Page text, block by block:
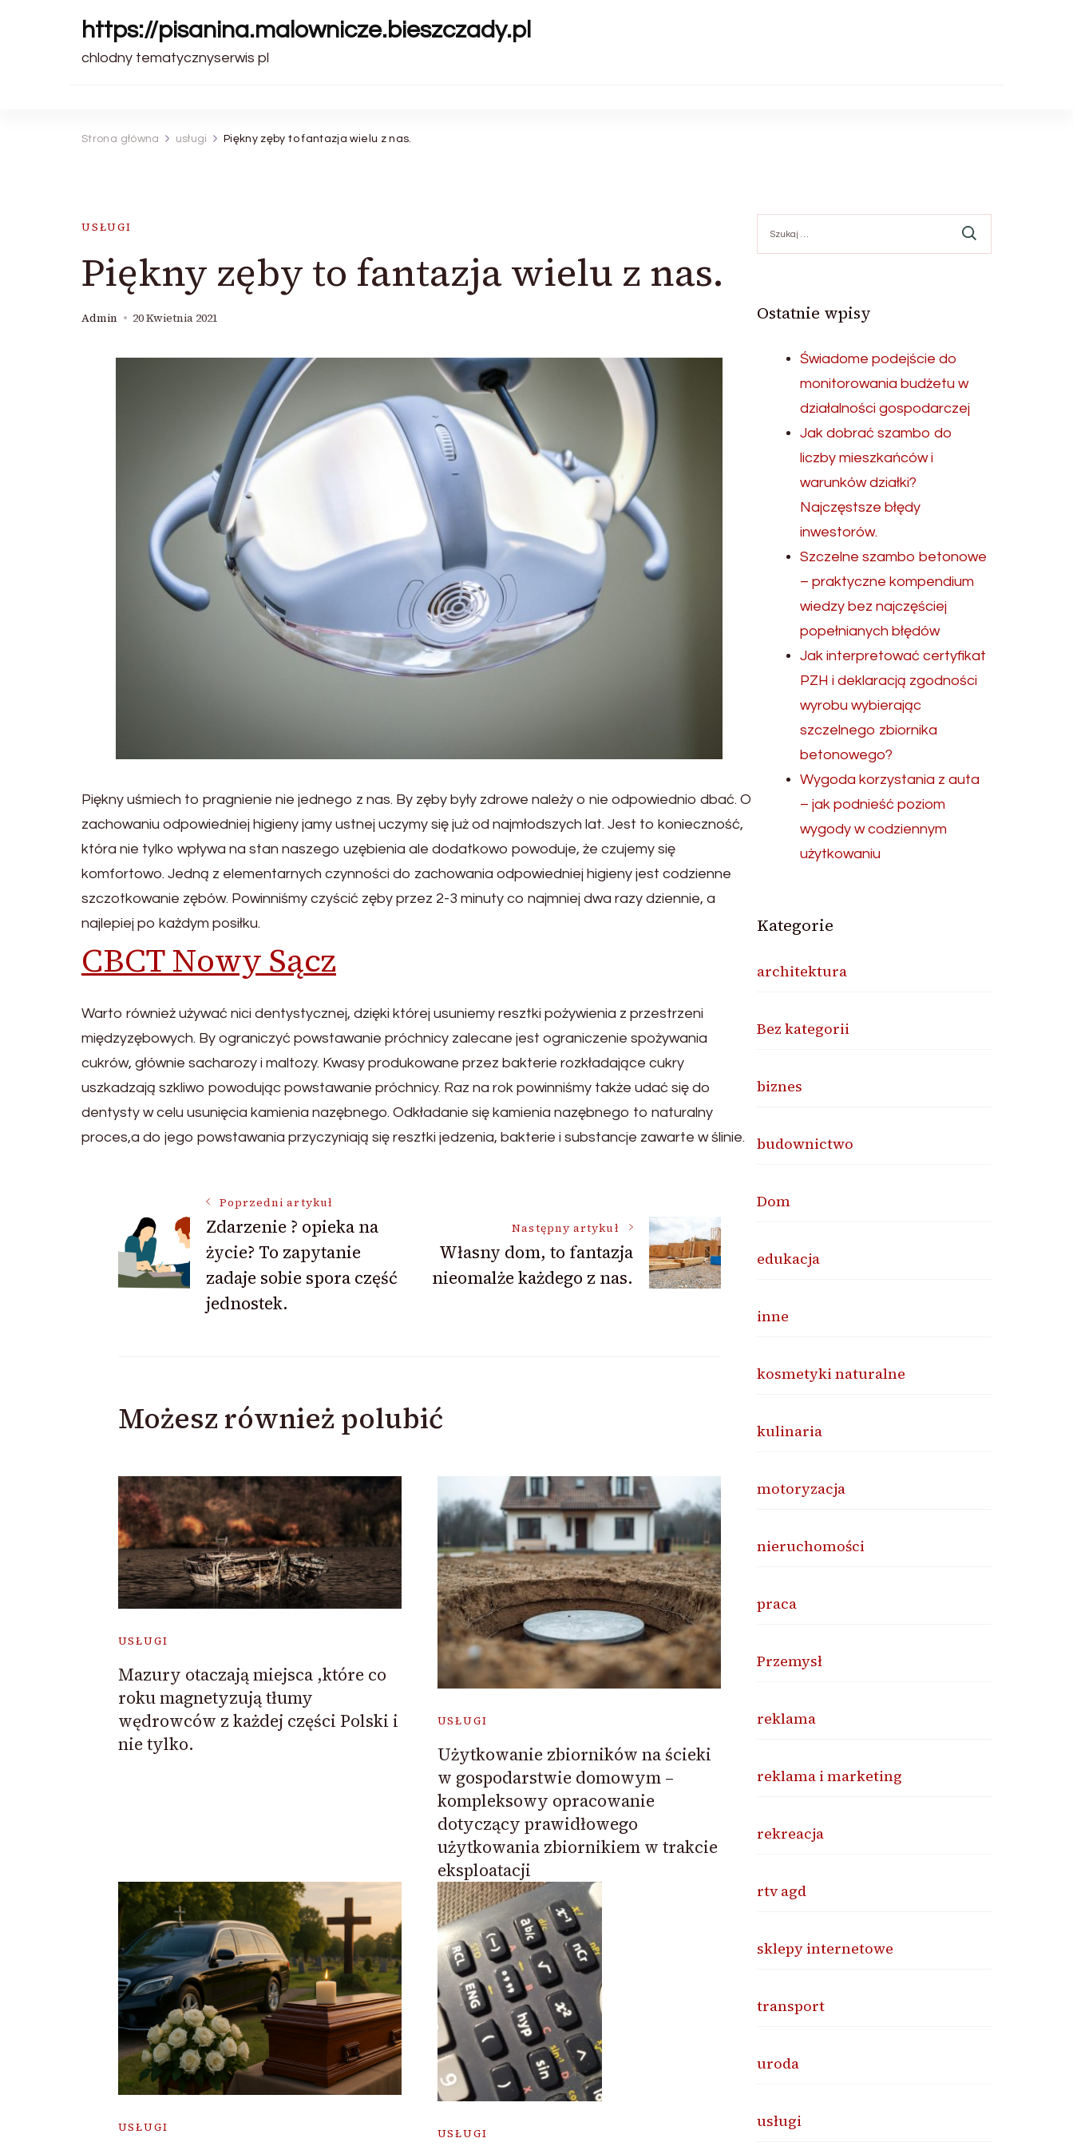
https://pisanina.malownicze.bieszczady.pl
chlodny tematycznyserwis pl
Strona główna usługi Piękny zęby to fantazja wielu z nas.
USŁUGI
Piękny zęby to fantazja wielu z nas.
Admin 20 Kwietnia 2021
Piękny uśmiech to pragnienie nie jednego z nas. By zęby były zdrowe należy o nie odpowiednio dbać. O
zachowaniu odpowiedniej higieny jamy ustnej uczymy się już od najmłodszych lat. Jest to konieczność,
która nie tylko wpływa na stan naszego uzębienia ale dodatkowo powoduje, że czujemy się
komfortowo. Jedną z elementarnych czynności do zachowania odpowiedniej higieny jest codzienne
szczotkowanie zębów. Powinniśmy czyścić zęby przez 2-3 minuty co najmniej dwa razy dziennie, a
najlepiej po każdym posiłku.
CBCT Nowy Sącz
Warto również używać nici dentystycznej, dzięki której usuniemy resztki pożywienia z przestrzeni
międzyzębowych. By ograniczyć powstawanie próchnicy zalecane jest ograniczenie spożywania
cukrów, głównie sacharozy i maltozy. Kwasy produkowane przez bakterie rozkładające cukry
uszkadzają szkliwo powodując powstawanie próchnicy. Raz na rok powinniśmy także udać się do
dentysty w celu usunięcia kamienia nazębnego. Odkładanie się kamienia nazębnego to naturalny
proces,a do jego powstawania przyczyniają się resztki jedzenia, bakterie i substancje zawarte w ślinie.
Nawigacja
wpisu
Poprzedni artykuł
Zdarzenie ? opieka na
życie? To zapytanie
zadaje sobie spora część
jednostek.
Następny artykuł
Własny dom, to fantazja
nieomalże każdego z nas.
Możesz również polubić
USŁUGI
Mazury otaczają miejsca ,które co
roku magnetyzują tłumy
wędrowców z każdej części Polski i
nie tylko.
USŁUGI
Użytkowanie zbiorników na ścieki
w gospodarstwie domowym –
kompleksowy opracowanie
dotyczący prawidłowego
użytkowania zbiornikiem w trakcie
eksploatacji
USŁUGI USŁUGI
Ostatnie wpisy
Świadome podejście do
monitorowania budżetu w
działalności gospodarczej
Jak dobrać szambo do
liczby mieszkańców i
warunków działki?
Najczęstsze błędy
inwestorów.
Szczelne szambo betonowe
– praktyczne kompendium
wiedzy bez najczęściej
popełnianych błędów
Jak interpretować certyfikat
PZH i deklaracją zgodności
wyrobu wybierając
szczelnego zbiornika
betonowego?
Wygoda korzystania z auta
– jak podnieść poziom
wygody w codziennym
użytkowaniu
Kategorie
architektura
Bez kategorii
biznes
budownictwo
Dom
edukacja
inne
kosmetyki naturalne
kulinaria
motoryzacja
nieruchomości
praca
Przemysł
reklama
reklama i marketing
rekreacja
rtv agd
sklepy internetowe
transport
uroda
usługi